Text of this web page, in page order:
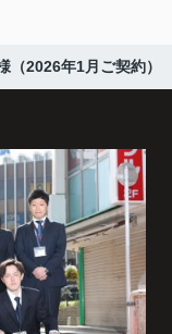
（2026年1月ご契約）